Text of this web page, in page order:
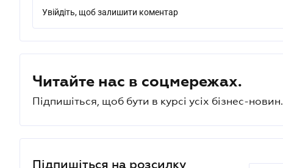
Увійдіть, щоб залишити коментар
Читайте нас в соцмережах.
Підпишіться, щоб бути в курсі усіх бізнес-новин.
Підпишіться на розсилку